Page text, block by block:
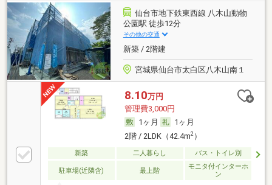
仙台市地下鉄東西線 八木山動物
公園駅 徒歩12分
その他の交通
新築 / 2階建
宮城県仙台市太白区八木山南１
8.10万円
管理費3,000円
1ヶ月
1ヶ月
2階 / 2LDK（42.4m2）
新築 二人暮らし バス・トイレ別
駐車場(近隣含) 最上階
モニタ付インターホ
ン